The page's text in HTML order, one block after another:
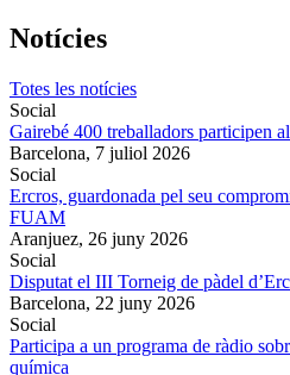
Notícies
Totes les notícies
Social
Gairebé 400 treballadors participen
Barcelona, 7 juliol 2026
Social
Ercros, guardonada pel seu
FUAM
Aranjuez, 26 juny 2026
Social
Disputat el III Torneig de pàdel
Barcelona, 22 juny 2026
Social
Participa a un programa de ràdio
química